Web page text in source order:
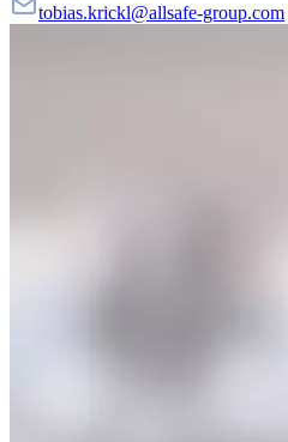
tobias.krickl@allsafe-group.com